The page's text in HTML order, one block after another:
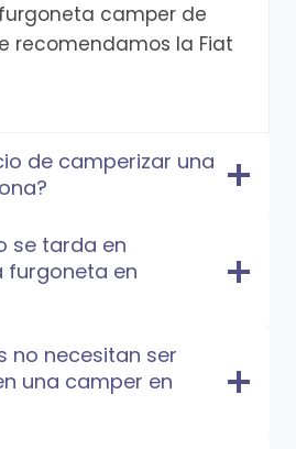
camper de
recomendamos la Fiat
de camperizar una
se tarda en
furgoneta en
no necesitan ser
una camper en